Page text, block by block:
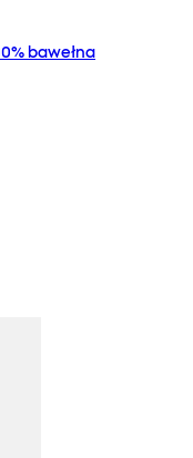
bawełna